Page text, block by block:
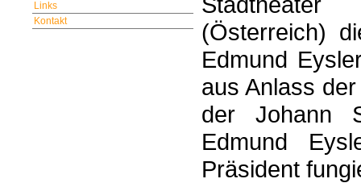
Links
Kontakt
(Österreich)
Edmund
aus Anlass
der Johann
Edmund
Präsident